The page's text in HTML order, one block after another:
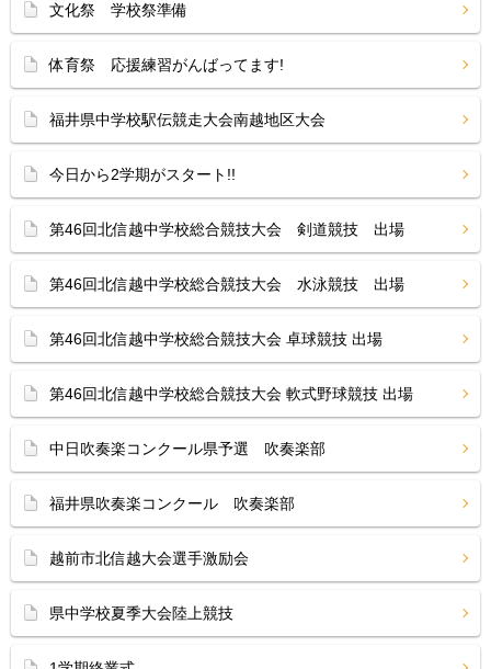
文化祭 学校祭準備
体育祭 応援練習がんばってます!
福井県中学校駅伝競走大会南越地区大会
今日から2学期がスタート!!
第46回北信越中学校総合競技大会 剣道競技 出場
第46回北信越中学校総合競技大会 水泳競技 出場
第46回北信越中学校総合競技大会 卓球競技 出場
第46回北信越中学校総合競技大会 軟式野球競技 出場
中日吹奏楽コンクール県予選 吹奏楽部
福井県吹奏楽コンクール 吹奏楽部
越前市北信越大会選手激励会
県中学校夏季大会陸上競技